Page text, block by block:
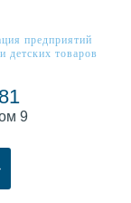
предприятий
детских товаров
9